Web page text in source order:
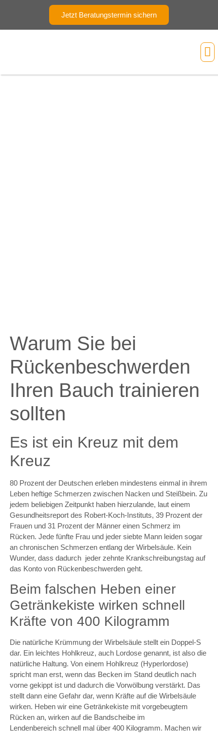
Jetzt Beratungstermin sichern
Warum Sie bei
Rückenbeschwerden
Ihren Bauch trainieren
sollten
Es ist ein Kreuz mit dem
Kreuz
80 Prozent der Deutschen erleben mindestens einmal in ihrem
Leben heftige Schmerzen zwischen Nacken und Steißbein. Zu
jedem beliebigen Zeitpunkt haben hierzulande, laut einem
Gesundheitsreport des Robert-Koch-Instituts, 39 Prozent der
Frauen und 31 Prozent der Männer einen Schmerz im
Rücken. Jede fünfte Frau und jeder siebte Mann leiden sogar
an chronischen Schmerzen entlang der Wirbelsäule. Kein
Wunder, dass dadurch jeder zehnte Krankschreibungstag auf
das Konto von Rückenbeschwerden geht.
Beim falschen Heben einer
Getränkekiste wirken schnell
Kräfte von 400 Kilogramm
Die natürliche Krümmung der Wirbelsäule stellt ein Doppel-S
dar. Ein leichtes Hohlkreuz, auch Lordose genannt, ist also die
natürliche Haltung. Von einem Hohlkreuz (Hyperlordose)
spricht man erst, wenn das Becken im Stand deutlich nach
vorne gekippt ist und dadurch die Vorwölbung verstärkt. Das
stellt dann eine Gefahr dar, wenn Kräfte auf die Wirbelsäule
wirken. Heben wir eine Getränkekiste mit vorgebeugtem
Rücken an, wirken auf die Bandscheibe im
Lendenbereich schnell mal über 400 Kilogramm. Machen wir